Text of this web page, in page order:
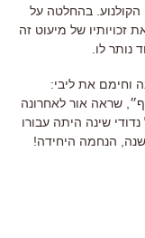
הקולנוע. בהחלטה על
של מיעוט זה
נותר לו.
וחימם את ליבי:
שראה אור לאחרונה
שינה היתה עבורו